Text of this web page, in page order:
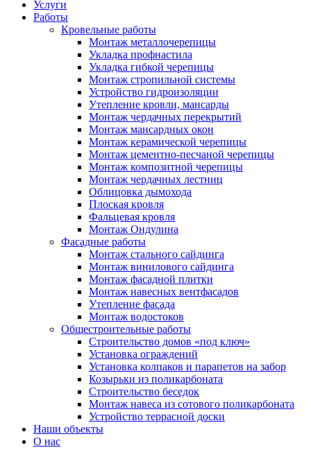
Услуги
Работы
Кровельные работы
Монтаж металлочерепицы
Укладка профнастила
Укладка гибкой черепицы
Монтаж стропильной системы
Устройство гидроизоляции
Утепление кровли, мансарды
Монтаж чердачных перекрытий
Монтаж мансардных окон
Монтаж керамической черепицы
Монтаж цементно-песчаной черепицы
Монтаж композитной черепицы
Монтаж чердачных лестниц
Облицовка дымохода
Плоская кровля
Фальцевая кровля
Монтаж Ондулина
Фасадные работы
Монтаж стального сайдинга
Монтаж винилового сайдинга
Монтаж фасадной плитки
Монтаж навесных вентфасадов
Утепление фасада
Монтаж водостоков
Общестроительные работы
Строительство домов «под ключ»
Установка ограждений
Установка колпаков и парапетов на забор
Козырьки из поликарбоната
Строительство беседок
Монтаж навеса из сотового поликарбоната
Устройство террасной доски
Наши объекты
О нас